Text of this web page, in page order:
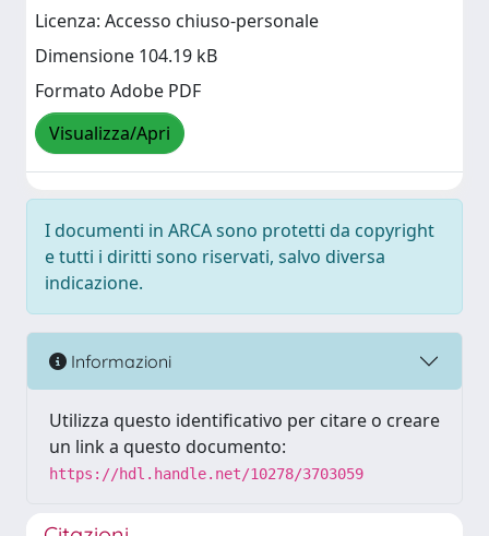
Licenza: Accesso chiuso-personale
Dimensione 104.19 kB
Formato Adobe PDF
Visualizza/Apri
I documenti in ARCA sono protetti da copyright
e tutti i diritti sono riservati, salvo diversa
indicazione.
Informazioni
Utilizza questo identificativo per citare o creare
un link a questo documento:
https://hdl.handle.net/10278/3703059